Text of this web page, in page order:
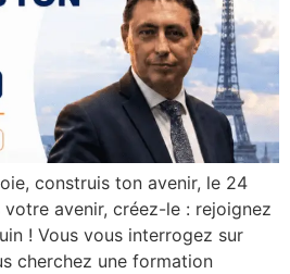
construis ton avenir, le 24
avenir, créez-le : rejoignez
! Vous vous interrogez sur
cherchez une formation